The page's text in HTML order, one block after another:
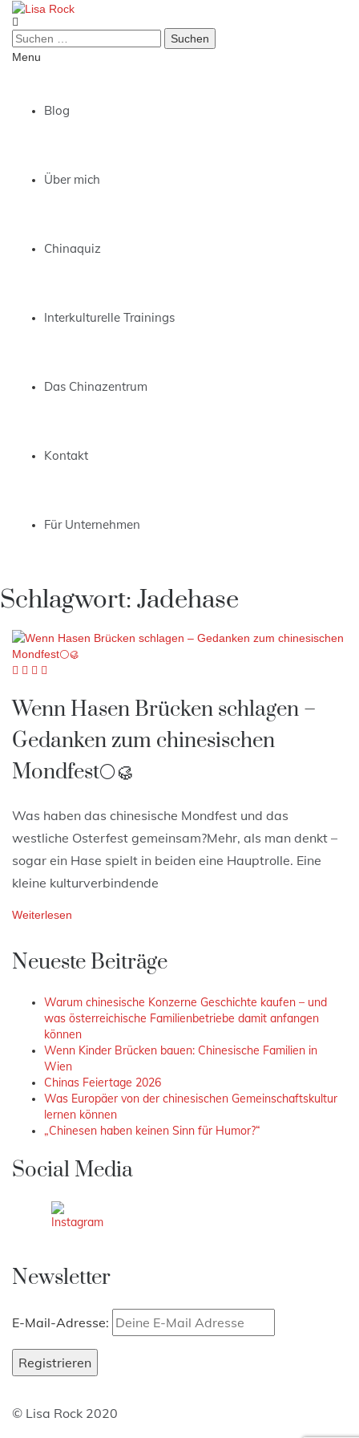
Skip
content
Lisa Rock
Suchen
nach:
Menu
Blog
Über mich
Chinaquiz
Interkulturelle Trainings
Das Chinazentrum
Kontakt
Für Unternehmen
Schlagwort: Jadehase
Wenn Hasen Brücken schlagen –
Gedanken zum chinesischen
Mondfest🌕🥮
Was haben das chinesische Mondfest und das
westliche Osterfest gemeinsam?Mehr, als man denkt –
sogar ein Hase spielt in beiden eine Hauptrolle. Eine
kleine kulturverbindende
Weiterlesen
Neueste Beiträge
Warum chinesische Konzerne Geschichte kaufen – und
was österreichische Familienbetriebe damit anfangen
können
Wenn Kinder Brücken bauen: Chinesische Familien in
Wien
Chinas Feiertage 2026
Was Europäer von der chinesischen Gemeinschaftskultur
lernen können
„Chinesen haben keinen Sinn für Humor?“
Social Media
Newsletter
E-Mail-Adresse:
© Lisa Rock 2020